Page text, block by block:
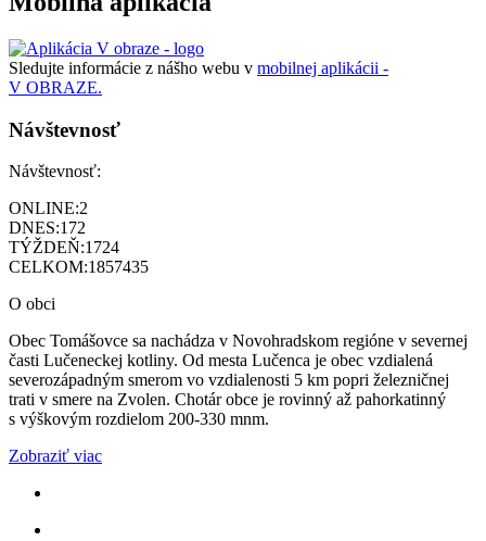
Sledujte informácie z nášho webu v mobilnej aplikácii -
V OBRAZE.
Návštevnosť
Návštevnosť:
ONLINE:2
DNES:172
TÝŽDEŇ:1724
CELKOM:1857435
O obci
Obec Tomášovce sa nachádza v Novohradskom regióne v severnej
časti Lučeneckej kotliny. Od mesta Lučenca je obec vzdialená
severozápadným smerom vo vzdialenosti 5 km popri železničnej
trati v smere na Zvolen. Chotár obce je rovinný až pahorkatinný
s výškovým rozdielom 200-330 mnm.
Zobraziť viac